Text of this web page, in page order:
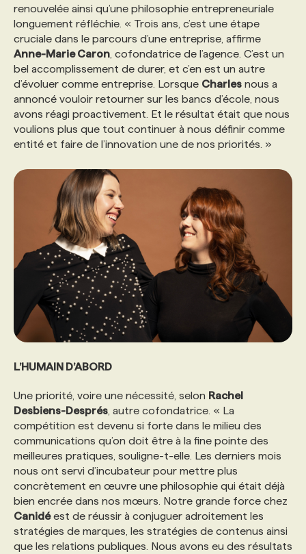
PROGRAMMES DE SUBVENTIONS
FAQ
ANNONCEZ AVEC NOUS
renouvelée ainsi qu’une philosophie entrepreneuriale
longuement réfléchie. « Trois ans, c’est une étape
cruciale dans le parcours d’une entreprise, affirme
Anne-Marie Caron , cofondatrice de l’agence. C’est un
bel accomplissement de durer, et c’en est un autre
d’évoluer comme entreprise. Lorsque Charles nous a
annoncé vouloir retourner sur les bancs d’école, nous
avons réagi proactivement. Et le résultat était que nous
voulions plus que tout continuer à nous définir comme
entité et faire de l’innovation une de nos priorités. »
L’HUMAIN D’ABORD
Une priorité, voire une nécessité, selon Rachel
Desbiens-Després , autre cofondatrice. « La
compétition est devenu si forte dans le milieu des
communications qu’on doit être à la fine pointe des
meilleures pratiques, souligne-t-elle. Les derniers mois
nous ont servi d’incubateur pour mettre plus
concrètement en œuvre une philosophie qui était déjà
bien encrée dans nos mœurs. Notre grande force chez
Canidéest de réussir à conjuguer adroitement les
stratégies de marques, les stratégies de contenus ainsi
que les relations publiques. Nous avons eu des résultats